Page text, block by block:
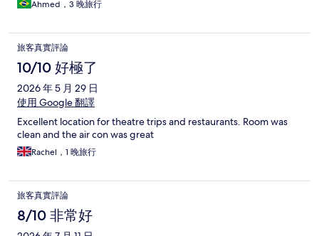
Ahmed，3 晚旅行
旅客真實評論
10/10 好極了
2026 年 5 月 29 日
使用 Google 翻譯
Excellent location for theatre trips and restaurants. Room was
clean and the air con was great
Rachel，1 晚旅行
旅客真實評論
8/10 非常好